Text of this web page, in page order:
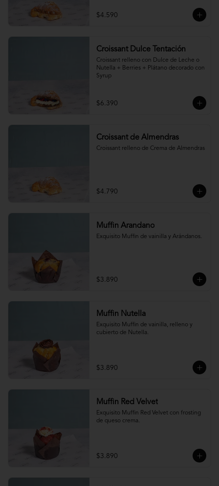
$4.590
Croissant Dulce Tentación
Croissant relleno con Dulce de Leche o
Nutella + Berries + Plátano decorado con
Syrup
$6.390
Croissant de Almendras
Croissant relleno de Crema de Almendras
$4.790
Muffin Arandano
Exquisito Muffin de vainilla y Arándanos.
$3.890
Muffin Nutella
Exquisito Muffin de vainilla, relleno y
cubierto de Nutella.
$3.890
Muffin Red Velvet
Exquisito Muffin Red Velvet con frosting
de queso crema.
$3.890